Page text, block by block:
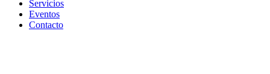
Servicios
Eventos
Contacto